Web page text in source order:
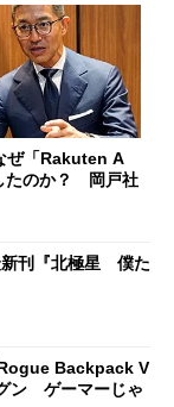
ぜ「Rakuten A
たのか？ 岡戸社
新刊『北極星 僕た
Backpack V
ン ゲーマーじゃ